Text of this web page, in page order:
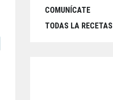
COMUNÍCATE
TODAS LA RECETAS